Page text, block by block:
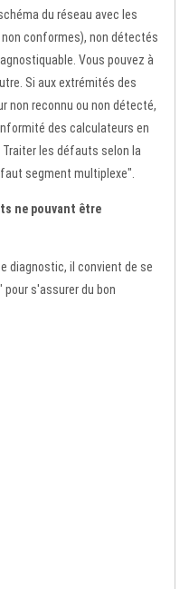
du réseau avec les
conformes), non détectés
Vous pouvez à
Si aux extrémités des
non reconnu ou non détecté,
des calculateurs en
les défauts selon la
segment multiplexe".
ne pouvant être
diagnostic, il convient de se
s'assurer du bon